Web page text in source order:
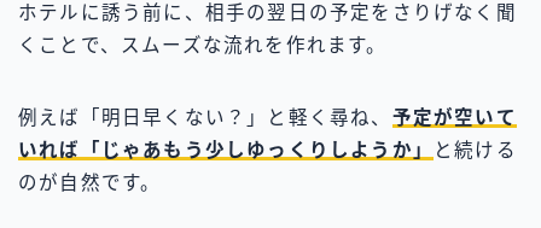
ホテルに誘う前に、相手の翌日の予定をさりげなく聞
くことで、スムーズな流れを作れます。
例えば「明日早くない？」と軽く尋ね、 予定が空いて
いれば「じゃあもう少しゆっくりしようか」
と続ける
のが自然です。